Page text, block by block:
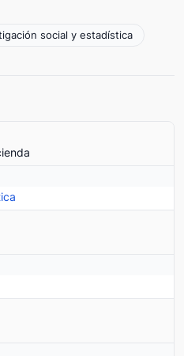
social y estadística